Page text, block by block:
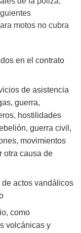
motos no cubra
en el contrato
de asistencia
guerra,
hostilidades
guerra civil,
movimientos
otra causa de
actos vandálicos
como
volcánicas y